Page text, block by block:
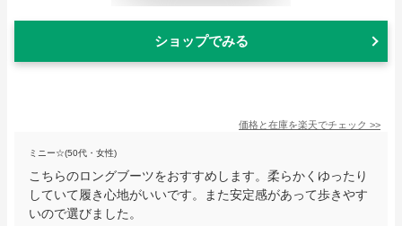
ショップでみる
価格と在庫を楽天でチェック >>
ミニー☆(50代・女性)
こちらのロングブーツをおすすめします。柔らかくゆったり
していて履き心地がいいです。また安定感があって歩きやす
いので選びました。